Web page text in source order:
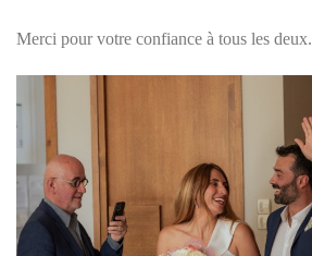
Merci pour votre confiance à tous les deux.